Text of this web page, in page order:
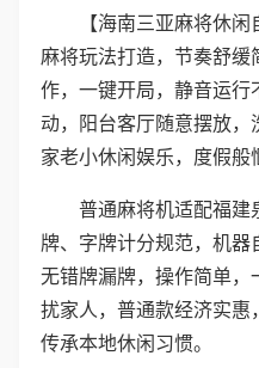
【海南三亚麻将休
麻将玩法打造，节奏舒
作，一键开局，静音运
动，阳台客厅随意摆放
家老小休闲娱乐，度假般
普通麻将机适配福建
牌、字牌计分规范，机器
无错牌漏牌，操作简单
扰家人，普通款经济实惠
传承本地休闲习惯。